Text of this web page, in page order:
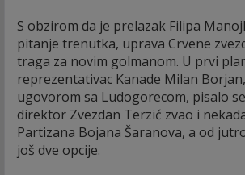
S obzirom da je prelazak Filipa
pitanje trenutka, uprava Crvene
traga za novim golmanom. U prvi
reprezentativac Kanade Milan
ugovorom sa Ludogorecom, pisalo
direktor Zvezdan Terzić zvao i
Partizana Bojana Šaranova, a od
još dve opcije.